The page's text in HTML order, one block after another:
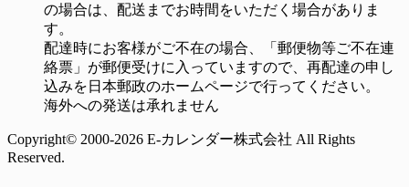
の場合は、配送までお時間をいただく場合がありま
す。
配達時にお客様がご不在の場合、「郵便物等ご不在連
絡票」が郵便受けに入っていますので、再配達の申し
込みを日本郵政のホームページで行ってください。
海外への発送は承れません
Copyright© 2000-2026 E-カレンダー株式会社 All Rights
Reserved.